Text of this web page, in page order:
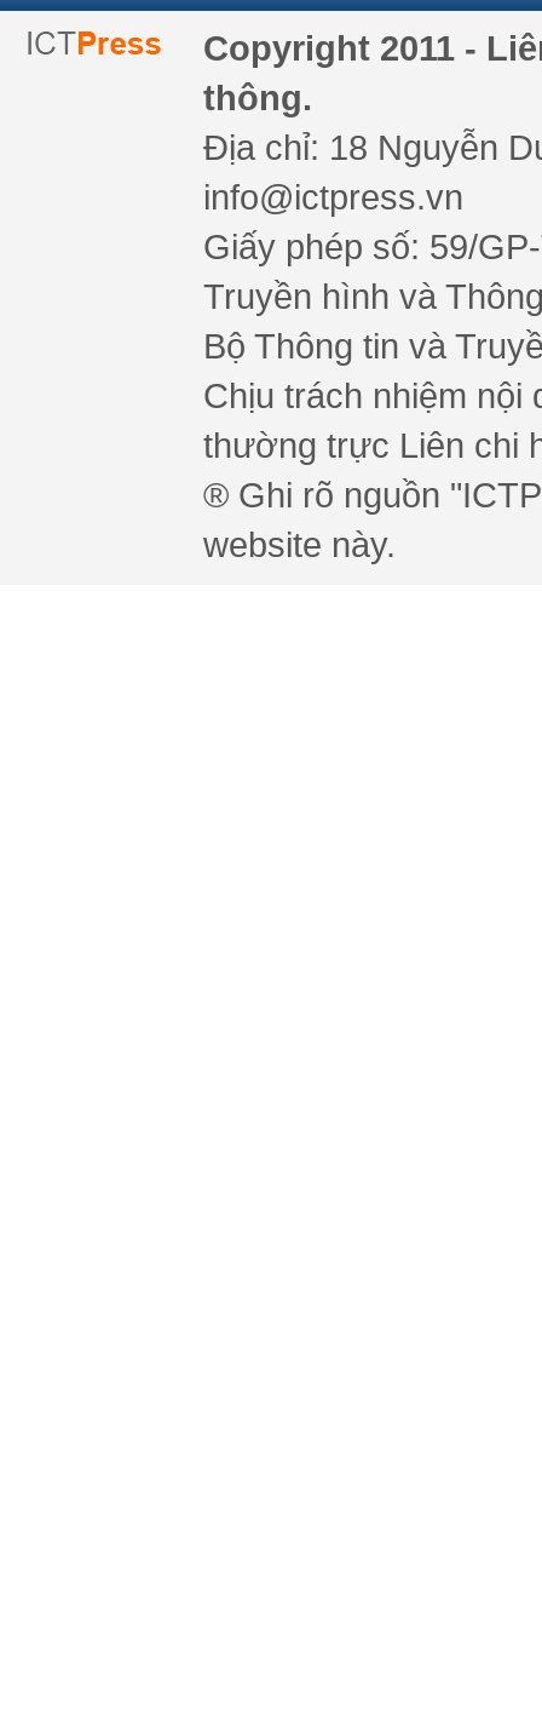
Copyright 2011 -
thông.
Địa chỉ: 18 Nguyễn
info@ictpress.vn
Giấy phép số: 59/
Truyền hình và
Bộ Thông tin và
Chịu trách nhiệm nội
thường trực Liên chi
® Ghi rõ nguồn
website này.